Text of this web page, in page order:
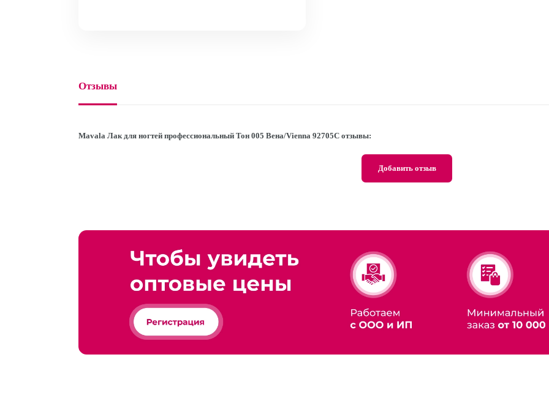
Отзывы
Mavala Лак для ногтей профессиональный Тон 005 Вена/Vienna 92705С отзывы:
Добавить отзыв